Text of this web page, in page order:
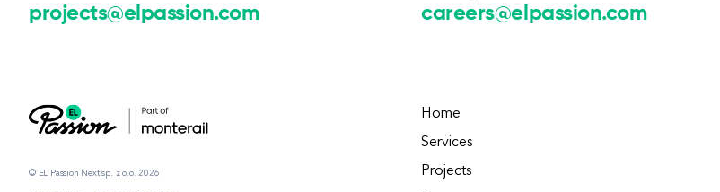
projects@elpassion.com careers@elpassion.com
© EL Passion Next sp. z o.o. 2026
Home
Services
Projects